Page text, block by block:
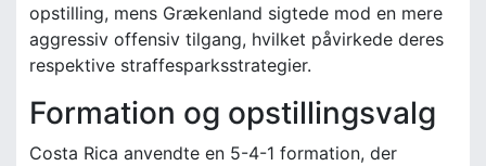
opstilling, mens Grækenland sigtede mod en mere
aggressiv offensiv tilgang, hvilket påvirkede deres
respektive straffesparksstrategier.
Formation og opstillingsvalg
Costa Rica anvendte en 5-4-1 formation, der